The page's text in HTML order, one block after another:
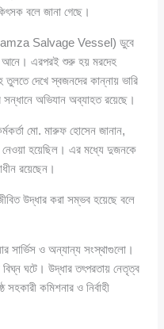
বলে জানা গেছে।
Salvage Vessel) ডুবে
আনে। এরপরই শুরু হয় মরদেহ
দেখে স্বজনদের কান্নায় ভারি
অভিযান অব্যাহত রয়েছে।
মো. মারুফ হোসেন জানান,
নেওয়া হয়েছিল। এর মধ্যে দুজনকে
রয়েছেন।
উদ্ধার করা সম্ভব হয়েছে বলে
সার্ভিস ও অন্যান্য সংস্থাগুলো।
বিঘ্ন ঘটে। উদ্ধার তৎপরতায় নেতৃত্ব
সহকারী কমিশনার ও নির্বাহী